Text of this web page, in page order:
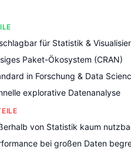
für Statistik &
Paket-Ökosystem (CRAN)
in Forschung & Data
explorative Datenanalyse
von Statistik kaum
bei großen Daten